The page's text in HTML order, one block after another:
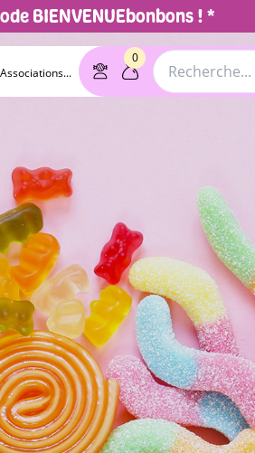
BIENVENUEbonbons ! *
0